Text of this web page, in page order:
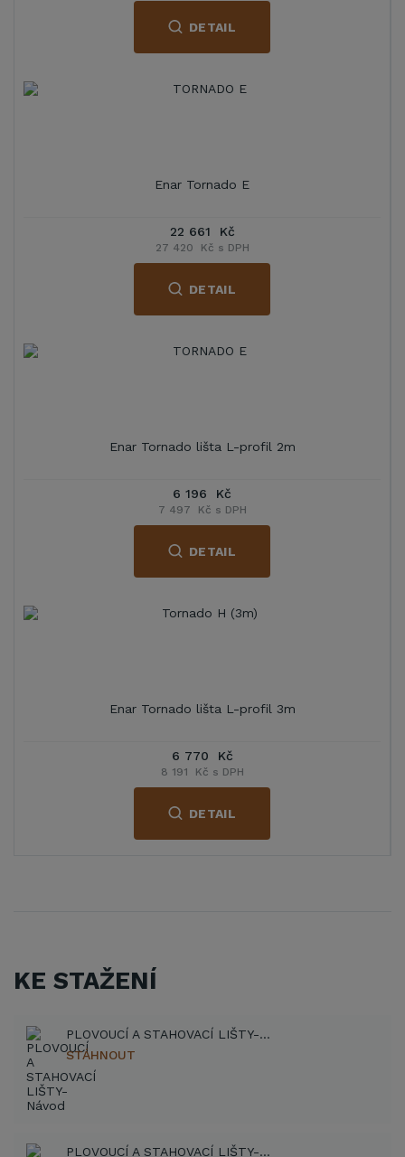
DETAIL
Enar Tornado E
22 661 Kč
27 420 Kč s DPH
DETAIL
Enar Tornado lišta L-profil 2m
6 196 Kč
7 497 Kč s DPH
DETAIL
Enar Tornado lišta L-profil 3m
6 770 Kč
8 191 Kč s DPH
DETAIL
KE STAŽENÍ
PLOVOUCÍ A STAHOVACÍ LIŠTY-Návod (PDF)
STÁHNOUT
PLOVOUCÍ A STAHOVACÍ LIŠTY-HONDA GX25 (PDF)